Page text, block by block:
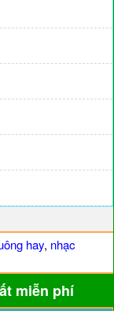
hay, nhạc
miễn phí